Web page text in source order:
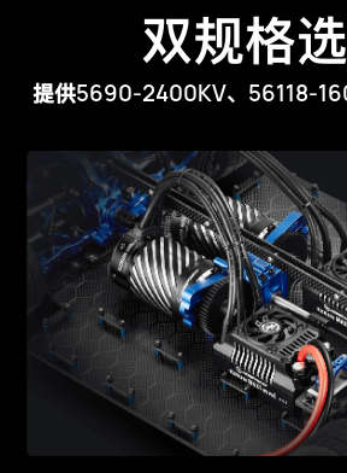
双规格
提供5690-2400KV、56118-